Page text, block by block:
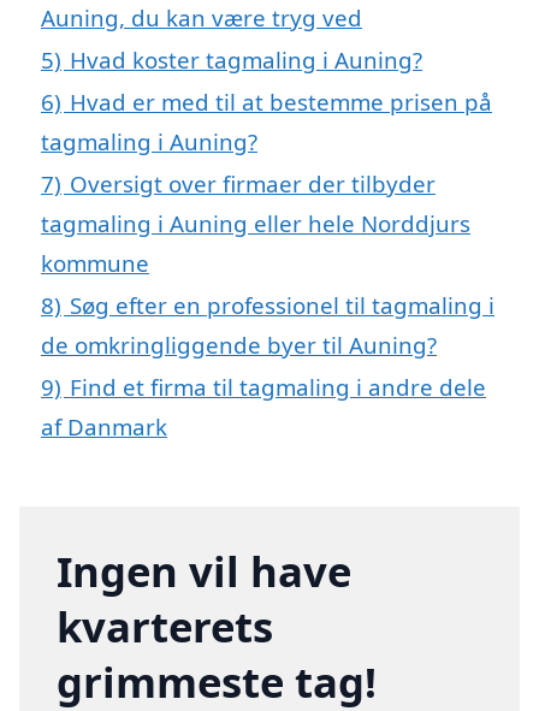
Auning, du kan være tryg ved
5) Hvad koster tagmaling i Auning?
6) Hvad er med til at bestemme prisen på
tagmaling i Auning?
7) Oversigt over firmaer der tilbyder
tagmaling i Auning eller hele Norddjurs
kommune
8) Søg efter en professionel til tagmaling i
de omkringliggende byer til Auning?
9) Find et firma til tagmaling i andre dele
af Danmark
Ingen vil have
kvarterets
grimmeste tag!